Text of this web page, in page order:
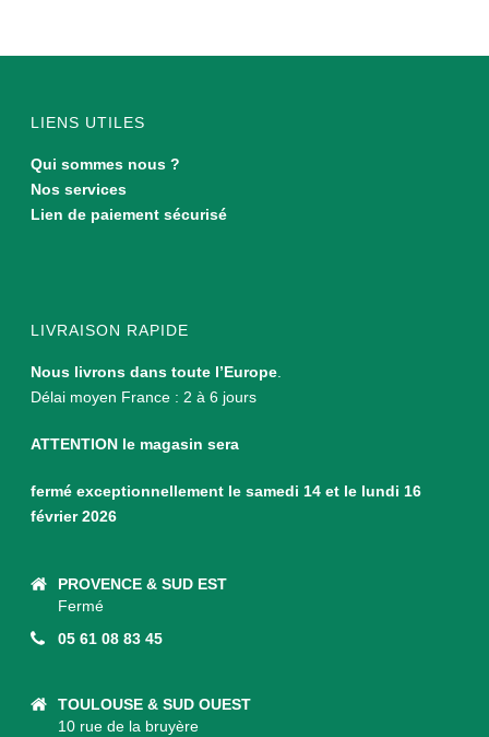
LIENS UTILES
Qui sommes nous ?
Nos services
Lien de paiement sécurisé
LIVRAISON RAPIDE
Nous livrons dans toute l’Europe
Délai moyen France : 2 à 6 jours
ATTENTION le magasin sera
fermé exceptionnellement le samedi 14 et le lundi 16
février 2026
PROVENCE & SUD EST
Fermé
05 61 08 83 45
TOULOUSE & SUD OUEST
10 rue de la bruyère